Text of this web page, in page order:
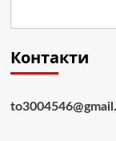
Контакти